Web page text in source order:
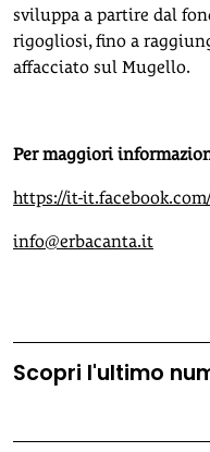
sviluppa a partire dal
rigogliosi, fino a
affacciato sul Mugello.
Per maggiori
https://it-it.facebook.com/
info@erbacanta.it
Scopri l'ultimo